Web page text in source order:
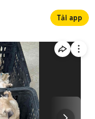
Tải app